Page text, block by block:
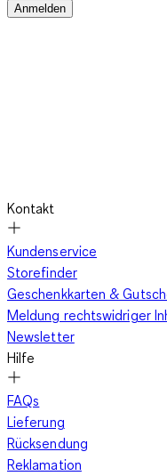
Anmelden
Kontakt
Kundenservice
Storefinder
Geschenkkarten &
Meldung rechtswidriger
Newsletter
Hilfe
FAQs
Lieferung
Rücksendung
Reklamation